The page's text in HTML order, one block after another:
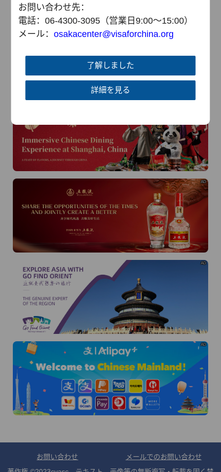
AD
AD
AD
お問い合わせ
メールでのお問い合わせ
お問い合わせ先：
電話：06-4300-3095 （営業日9:00～15:00）
メール：osakacenter@visaforchina.org
了解しました
詳細を見る